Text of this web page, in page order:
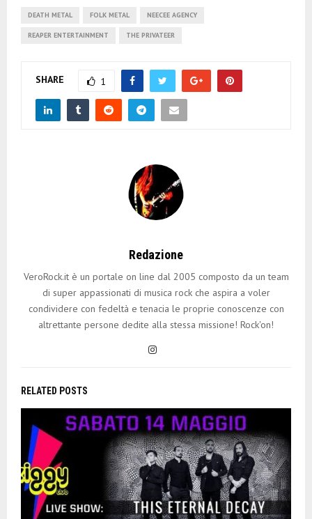
DEATH METAL FOLK METAL NEECEE AGENCY
REAPER ENTERTAINMENT THE PRIVATEER
SHARE 1
Redazione
VeroRock.it è un portale on line dal 2005 composto da un team
di super appassionati di musica rock che aspira a voler
condividere con fedeltà e tenacia le proprie conoscenze con
altrettante persone dedite alla stessa missione! Rock'on!
RELATED POSTS